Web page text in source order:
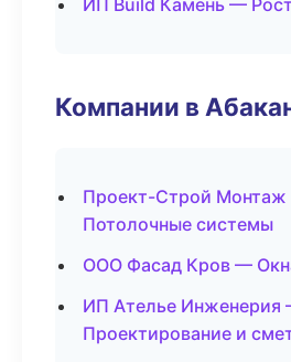
ИП Build Камень —
Компании в
Проект-Строй
Потолочные системы
ООО Фасад Кров —
ИП Ателье Инженерия
Проектирование и